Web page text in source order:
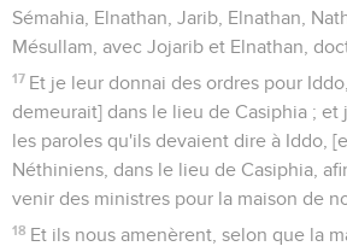
Sémahia, Elnathan, Jarib, Elnathan,
Mésullam, avec Jojarib et Elnathan,
17 Et je leur donnai des ordres pour
demeurait] dans le lieu de Casiphia ;
les paroles qu'ils devaient dire à Iddo,
Néthiniens, dans le lieu de Casiphia,
venir des ministres pour la maison de
18 Et ils nous amenèrent, selon que la